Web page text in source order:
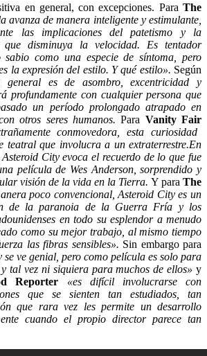
en general, con excepciones. Para The
avanza de manera inteligente y estimulante,
las implicaciones del patetismo y la
disminuya la velocidad.
Es tentador
sabio como una especie de síntoma, pero
la expresión del estilo. Y qué estilo». Según
general es de asombro, excentricidad y
profundamente con cualquier persona que
un período prolongado atrapado en
otros seres humanos. Para Vanity Fair
conmovedora, esta curiosidad
teatral que involucra a un extraterrestre.En
City evoca el recuerdo de lo que fue
película de Wes Anderson, sorprendido y
visión de la vida en la Tierra. Y para The
poco convencional, Asteroid City es un
de la paranoia de la Guerra Fría y los
en todo su esplendor a menudo
como su mejor trabajo, al mismo tiempo
las fibras sensibles». Sin embargo para
se ve genial, pero como película es solo para
tal vez ni siquiera para muchos de ellos» y
Reporter «es difícil involucrarse con
que se sienten tan estudiados, tan
que rara vez les permite un desarrollo
cuando el propio director parece tan